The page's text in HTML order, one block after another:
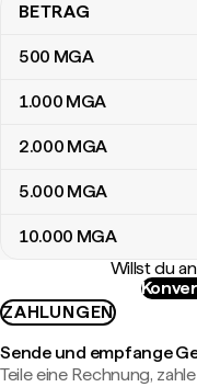
Umrechnungstabelle
BETRAG
500 MGA
1.000 MGA
2.000 MGA
5.000 MGA
10.000 MGA
Willst du
ZAHLUNGEN
Sende und empfange
Teile eine Rechnung,